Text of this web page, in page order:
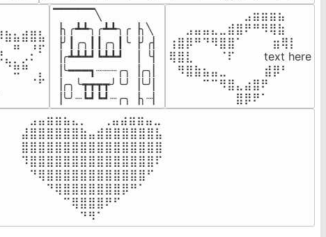
▔▔▔▔▔╲
▕╮╭┻┻╮╭┻┻╮╭▕╮╲
▕╯┃╭╮┃┃╭╮┃╰▕╯╭▏
▕╭┻┻┻┛┗┻┻┛  ▕  ╰▏
▕╰━━━┓┈┈┈╭╮▕╭╮▏
▕╭╮╰┳┳┳┳╯╰╯▕╰╯▏
▕╰╯┈┗┛┗┛┈╭╮▕╮┈▏
⠀⠀⠀⠀⠀⠀⠀⠀⠀⣠⣶⣶⣶⣦⠀⠀
⠀⠀⣠⣤⣤⣄⣀⣾⣿⠟⠛⠻⢿⣷⠀
⢰⣿⡿⠛⠙⠻⣿⣿⠁⠀⠀ ⠀⣶⢿⡇
⢿⣿⣇⠀⠀⠀⠈⠏⠀⠀⠀ text here
⠀⠻⣿⣷⣦⣤⣀⠀⠀⠀ ⠀⣾⡿⠃⠀
⠀⠀⠀⠀⠉⠉⠻⣿⣄⣴⣿⠟⠀⠀⠀
⠀⠀⠀⠀⠀⠀⠀⠀⣿⡿⠟⠁⠀⠀⠀
⠀⣠⣤⣶⣶⣦⣄⡀  ⠀⢀⣤⣴⣶⣶⣤⣀⠀
⣼⣿⣿⣿⣿⣿⣿⣷⣤⣾⣿⣿⣿⣿⣿⣿⣧
⣿⣿⣿⣿⣿⣿⣿⣿⣿⣿⣿⣿⣿⣿⣿⣿⣿
⠹⣿⣿⣿⣿⣿⣿⣿⣿⣿⣿⣿⣿⣿⣿⣿⠏
⠀⠙⢿⣿⣿⣿⣿⣿⣿⣿⣿⣿⣿⣿⣿⠋⠀
⠀⠀⠀⠙⢿⣿⣿⣿⣿⣿⣿⣿⡿⠛⠁⠀⠀
⠀⠀⠀⠀⠀⠉⢿⣿⣿⣿⠟⠋⠀⠀⠀⠀⠀
⠀⠀⠀⠀⠀⠀⠀⠙⠻⠁⠀⠀⠀⠀⠀⠀⠀⠀⠀⠀⠀⠀⠀